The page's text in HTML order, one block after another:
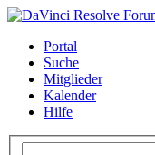
Portal
Suche
Mitglieder
Kalender
Hilfe